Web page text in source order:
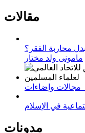
مقالات
محاربة الفقر؟
مامونى ولد مختار
مجالات وإضاءات
مدونات